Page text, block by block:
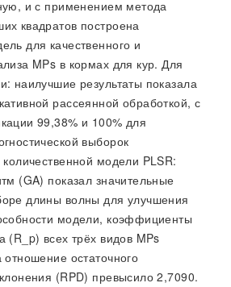
и с применением метода
квадратов построена
для качественного и
MPs в кормах для кур. Для
наилучшие результаты показала
рассеянной обработкой, с
99,38% и 100% для
выборок
модели PLSR:
(GA) показал значительные
длины волны для улучшения
модели, коэффициенты
(R_p) всех трёх видов MPs
остаточного
(RPD) превысило 2,7090.